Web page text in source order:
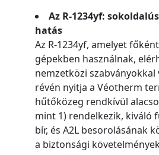
Az R-1234yf:
hatás
Az R-1234yf, amelyet
gépekben használnak,
nemzetközi
révén nyitja a Véotherm
hűtőközeg rendkívül
mint 1) rendelkezik, kiváló
bír, és A2L besorolásának
a biztonsági